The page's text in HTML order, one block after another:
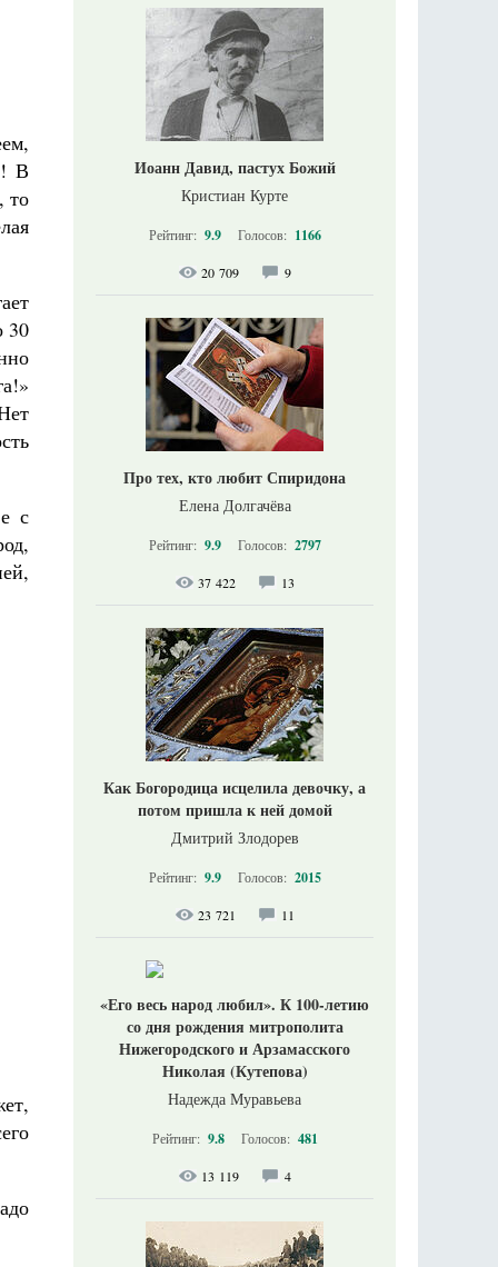
В
то
30
с
Иоанн Давид, пастух Божий
Кристиан Курте
Рейтинг: 9.9 Голосов: 1166
20 709 9
Про тех, кто любит Спиридона
Елена Долгачёва
Рейтинг: 9.9 Голосов: 2797
37 422 13
Как Богородица исцелила девочку, а
потом пришла к ней домой
Дмитрий Злодорев
Рейтинг: 9.9 Голосов: 2015
23 721 11
«Его весь народ любил». К 100-летию
со дня рождения митрополита
Нижегородского и Арзамасского
Николая (Кутепова)
Надежда Муравьева
Рейтинг: 9.8 Голосов: 481
13 119 4